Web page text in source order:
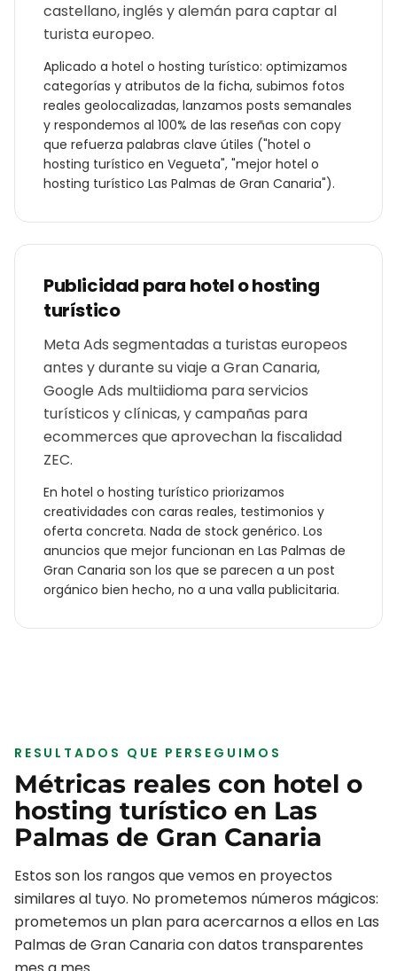
castellano, inglés y alemán para captar al
turista europeo.
Aplicado a hotel o hosting turístico: optimizamos
categorías y atributos de la ficha, subimos fotos
reales geolocalizadas, lanzamos posts semanales
y respondemos al 100% de las reseñas con copy
que refuerza palabras clave útiles ("hotel o
hosting turístico en Vegueta", "mejor hotel o
hosting turístico Las Palmas de Gran Canaria").
Publicidad para hotel o hosting
turístico
Meta Ads segmentadas a turistas europeos
antes y durante su viaje a Gran Canaria,
Google Ads multiidioma para servicios
turísticos y clínicas, y campañas para
ecommerces que aprovechan la fiscalidad
ZEC.
En hotel o hosting turístico priorizamos
creatividades con caras reales, testimonios y
oferta concreta. Nada de stock genérico. Los
anuncios que mejor funcionan en Las Palmas de
Gran Canaria son los que se parecen a un post
orgánico bien hecho, no a una valla publicitaria.
RESULTADOS QUE PERSEGUIMOS
Métricas reales con hotel o
hosting turístico en Las
Palmas de Gran Canaria
Estos son los rangos que vemos en proyectos
similares al tuyo. No prometemos números mágicos:
prometemos un plan para acercarnos a ellos en Las
Palmas de Gran Canariacon datos transparentes